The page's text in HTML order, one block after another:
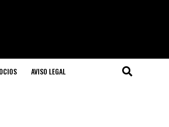
AVISO LEGAL